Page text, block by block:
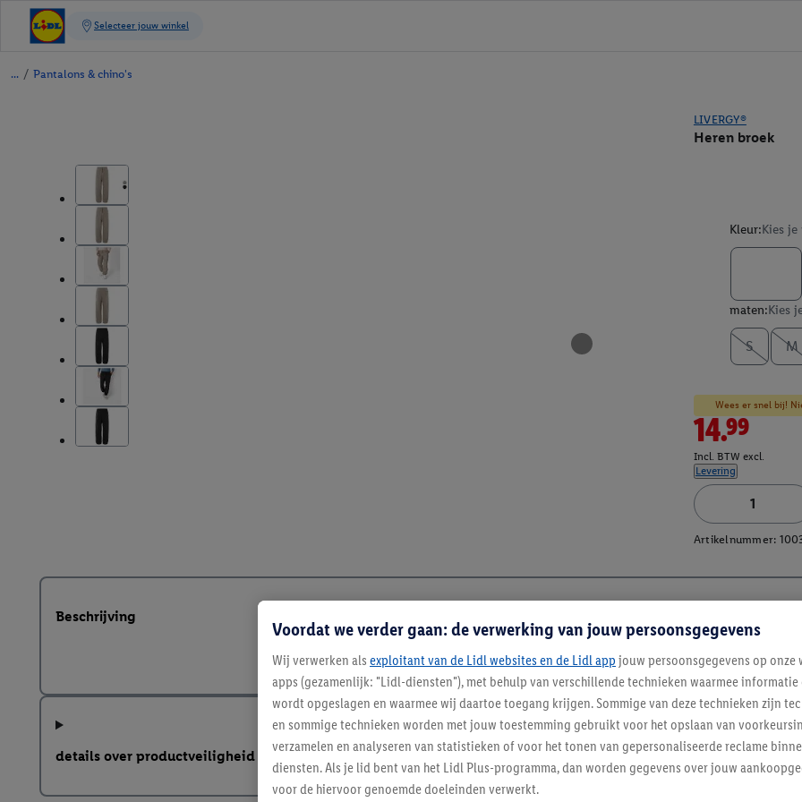
/ Pantalons & chino's
LIVERGY®
Heren broek
Kleur:Kies
maten:Kies
S M
Wees er snel bij!
14.99
Incl. BTW excl.
Levering
Artikelnummer:
Beschrijving
details over productveiligheid
Voordat we verder gaan: de verwerking van jouw persoonsgegevens
Wij verwerken als exploitant van de Lidl websites en de Lidl app jouw persoonsgegevens op onze
apps (gezamenlijk: "Lidl-diensten"), met behulp van verschillende technieken waarmee
wordt opgeslagen en waarmee wij daartoe toegang krijgen. Sommige van deze technieken zijn
en sommige technieken worden met jouw toestemming gebruikt voor het opslaan van
verzamelen en analyseren van statistieken of voor het tonen van gepersonaliseerde reclame
diensten. Als je lid bent van het Lidl Plus-programma, dan worden gegevens over jouw
voor de hiervoor genoemde doeleinden verwerkt.